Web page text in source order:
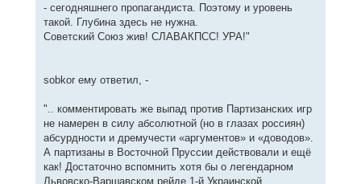
- сегодняшнего пропагандиста. Поэтому и уровень
такой. Глубина здесь не нужна.
Советский Союз жив! СЛАВАКПСС! УРА!"
sobkor ему ответил, -
".. комментировать же выпад против Партизанских игр
не намерен в силу абсолютной (но в глазах россиян)
абсурдности и дремучести «аргументов» и «доводов».
А партизаны в Восточной Пруссии действовали и ещё
как! Достаточно вспомнить хотя бы о легендарном
Львовско-Варшавском рейде 1-й Украинской